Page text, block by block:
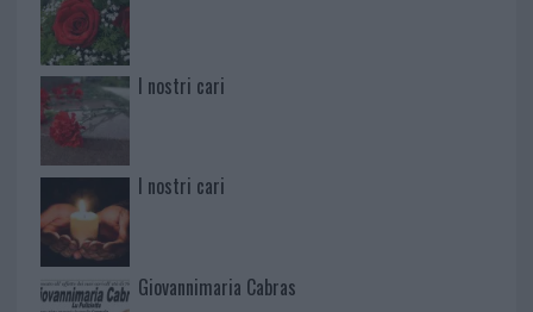
I nostri cari
I nostri cari
Giovannimaria Cabras